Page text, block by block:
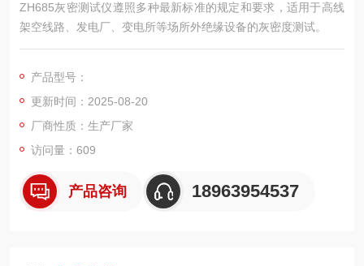
ZH685灰密测试仪遵照多种最新标准的规定和要求，适用于高线
架空线路、发电厂、变电所等场所外绝缘设备的灰密度测试。
产品型号：
更新时间：2025-08-20
厂商性质：生产厂家
访问量：609
产品咨询 18963954537